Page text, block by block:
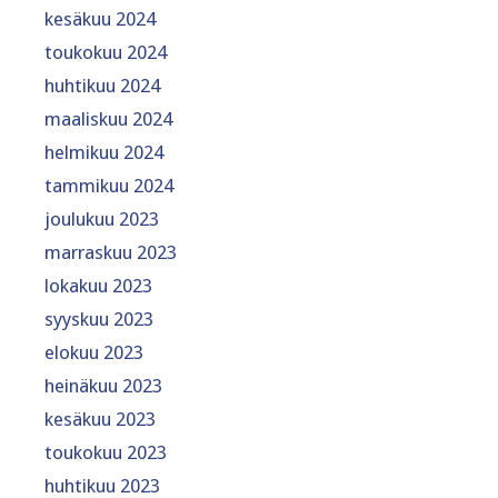
kesäkuu 2024
toukokuu 2024
huhtikuu 2024
maaliskuu 2024
helmikuu 2024
tammikuu 2024
joulukuu 2023
marraskuu 2023
lokakuu 2023
syyskuu 2023
elokuu 2023
heinäkuu 2023
kesäkuu 2023
toukokuu 2023
huhtikuu 2023